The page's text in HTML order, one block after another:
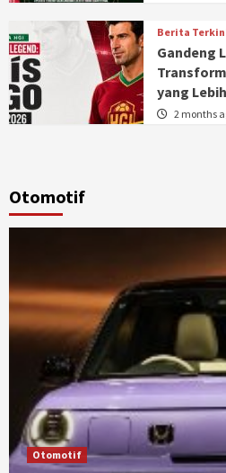
Berita
Gandeng
yang
2 months
Otomotif
Otomotif